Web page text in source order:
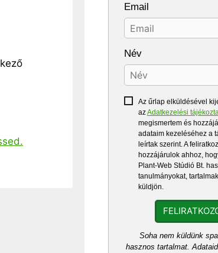
Email
Név
Az űrlap elküldésével
azAdatkezelési
megismertem és
adataim kezeléséhez a
leírtak szerint. A
hozzájárulok ahhoz,
Plant-Web Stúdió Bt.
tanulmányokat,
küldjön.
Soha nem küldünk
hasznos tartalmat.